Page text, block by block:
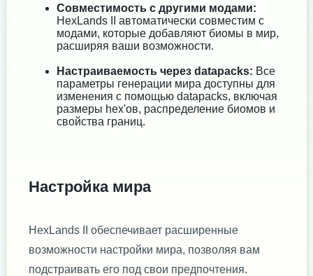
Совместимость с другими модами:
HexLands II автоматически совместим с
модами, которые добавляют биомы в мир,
расширяя ваши возможности.
Настраиваемость через datapacks: Все
параметры генерации мира доступны для
изменения с помощью datapacks, включая
размеры hex'ов, распределение биомов и
свойства границ.
Настройка мира
HexLands II обеспечивает расширенные
возможности настройки мира, позволяя вам
подстраивать его под свои предпочтения.